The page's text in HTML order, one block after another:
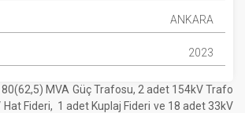
MVA Güç Trafosu, 2 adet 154kV Trafo
Hat Fideri, 1 adet Kuplaj Fideri ve 18 adet 33kV
ANKARA
2023